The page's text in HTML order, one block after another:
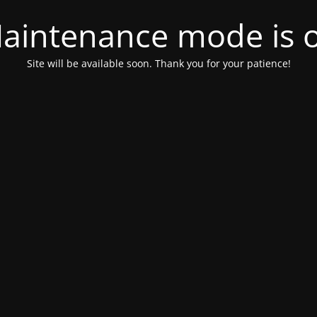
mode is
Site will be available soon. Thank you for your patience!